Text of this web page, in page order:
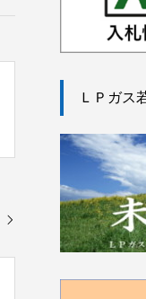
ＬＰガ